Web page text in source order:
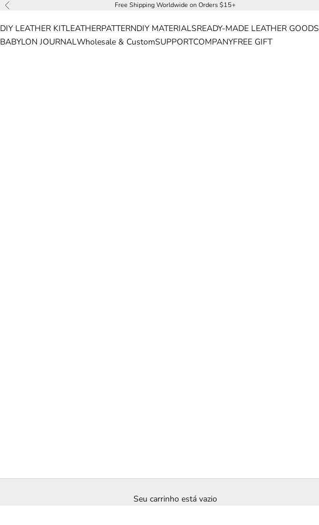
Anterior Free Shipping Worldwide on Orders $15+
DIY LEATHER KITLEATHERPATTERNDIY MATERIALSREADY-MADE LEATHER GOODS
BABYLON JOURNALWholesale & CustomSUPPORTCOMPANYFREE GIFT
Seu carrinho está vazio